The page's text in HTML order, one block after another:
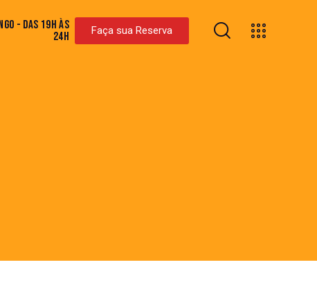
- DAS 19H ÀS
24H
Faça sua Reserva